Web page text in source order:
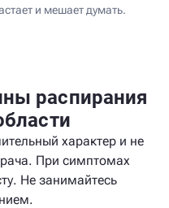
и мешает думать.
распирания
характер и не
При симптомах
Не занимайтесь